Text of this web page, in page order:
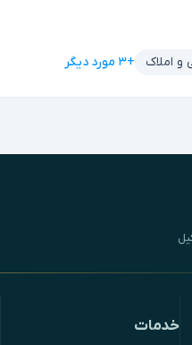
و املاک +۳ مورد دیگر
خدمات